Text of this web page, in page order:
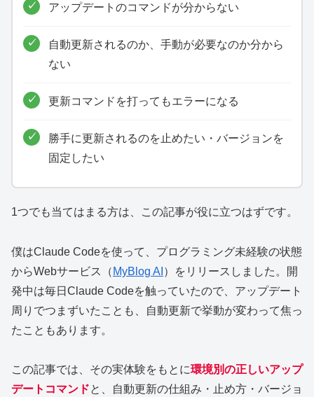
アップデートのコマンドが分からない
自動更新されるのか、手動が必要なのか分から
ない
更新コマンドを打ってもエラーになる
勝手に更新されるのを止めたい・バージョンを
固定したい
1つでも当てはまる方は、この記事が役に立つはずです。
僕はClaude Codeを使って、プログラミング未経験の状態
からWebサービス（ MyBlog AI ）をリリースしました。開
発中は毎日Claude Codeを触っていたので、アップデート
周りでつまずいたことも、自動更新で挙動が変わって焦っ
たこともあります。
この記事では、その実体験をもとに環境別の正しいアップ
デートコマンドと、自動更新の仕組み・止め方・バージョ